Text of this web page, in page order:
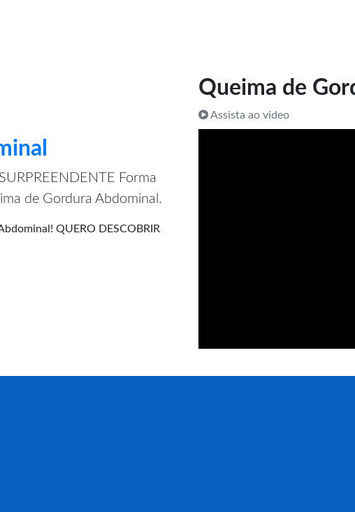
Queima de
Assista ao vídeo
Forma
de Gordura Abdominal.
QUERO DESCOBRIR